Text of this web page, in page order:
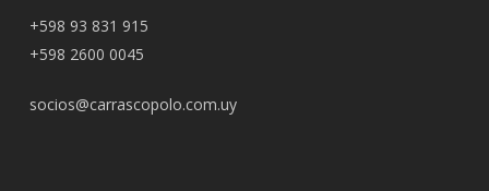
+598 93 831 915
+598 2600 0045
socios@carrascopolo.com.uy